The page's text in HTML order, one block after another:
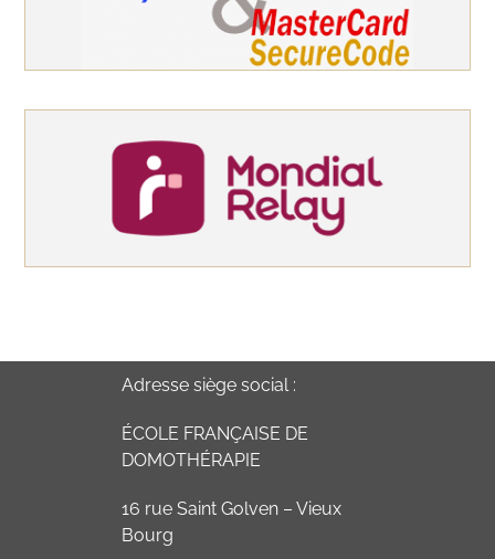
Adresse siège social :
ÉCOLE FRANÇAISE DE
DOMOTHÉRAPIE
16 rue Saint Golven – Vieux
Bourg